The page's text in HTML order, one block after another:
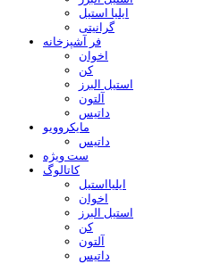
ایلیا استیل
گرانیتی
فر آشپزخانه
اخوان
کن
استیل البرز
آلتون
داتیس
مایکروویو
داتیس
ست ویژه
کاتالوگ
ایلیااستیل
اخوان
استیل البرز
کن
آلتون
داتیس